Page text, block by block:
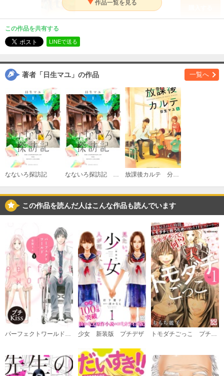
購入する
（３）
必要ポイント： 540
（４）
必要ポイント： 540
（５）
購入する
（６）
必要ポイント：540
購入する
（７）
購入する
この作品を共有する
LINEで送る
著者「日生マユ」の作品 一覧へ
なないろ探訪記 なないろ探訪記 分冊版 放課後カルテ 分冊版
この作品を読んだ人はこんな作品も読んでいます
少女 新装版 プチデザ